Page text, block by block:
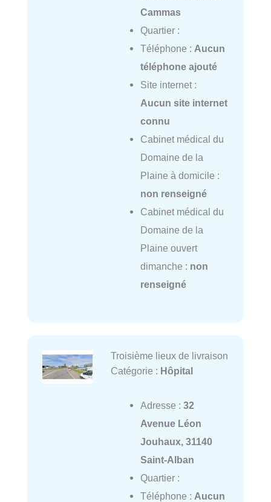
Cammas
Quartier :
Téléphone : Aucun
téléphone ajouté
Site internet :
Aucun site internet
connu
Cabinet médical du
Domaine de la
Plaine à domicile :
non renseigné
Cabinet médical du
Domaine de la
Plaine ouvert
dimanche : non
renseigné
Troisième lieux de livraison
Catégorie : Hôpital
Adresse : 32
Avenue Léon
Jouhaux, 31140
Saint-Alban
Quartier :
Téléphone : Aucun